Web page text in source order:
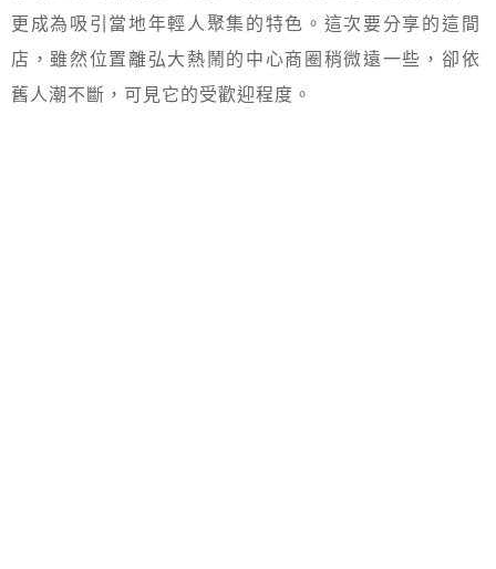
更成為吸引當地年輕人聚集的特色。這次要分享的這間
店，雖然位置離弘大熱鬧的中心商圈稍微遠一些，卻依
舊人潮不斷，可見它的受歡迎程度。